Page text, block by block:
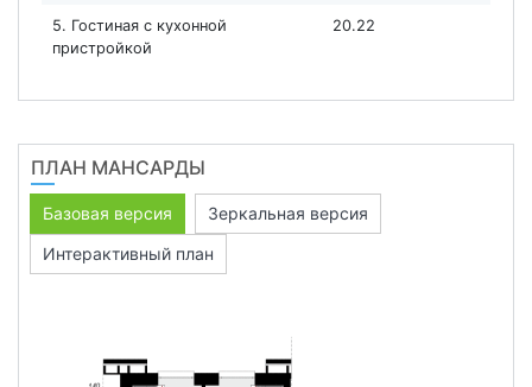
5. Гостиная с кухонной
пристройкой
20.22
ПЛАН МАНСАРДЫ
Базовая версия
Зеркальная версия
Интерактивный план